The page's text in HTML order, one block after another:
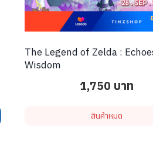
The Legend of Zelda :
Wisdom
1,750 บาท
สินค้าหมด